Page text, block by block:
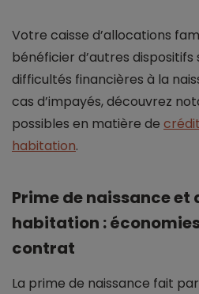
Votre caisse d’allocations
bénéficier d’autres dispositifs
difficultés financières à la
cas d’impayés, découvrez
possibles en matière de
habitation.
Prime de naissance et
habitation :
contrat
La prime de naissance fait